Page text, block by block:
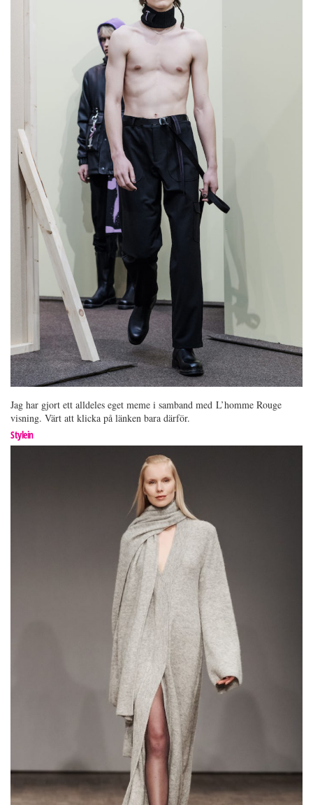
Jag har gjort ett alldeles eget meme i samband med L’homme Rouge
visning. Värt att klicka på länken bara därför.
Stylein